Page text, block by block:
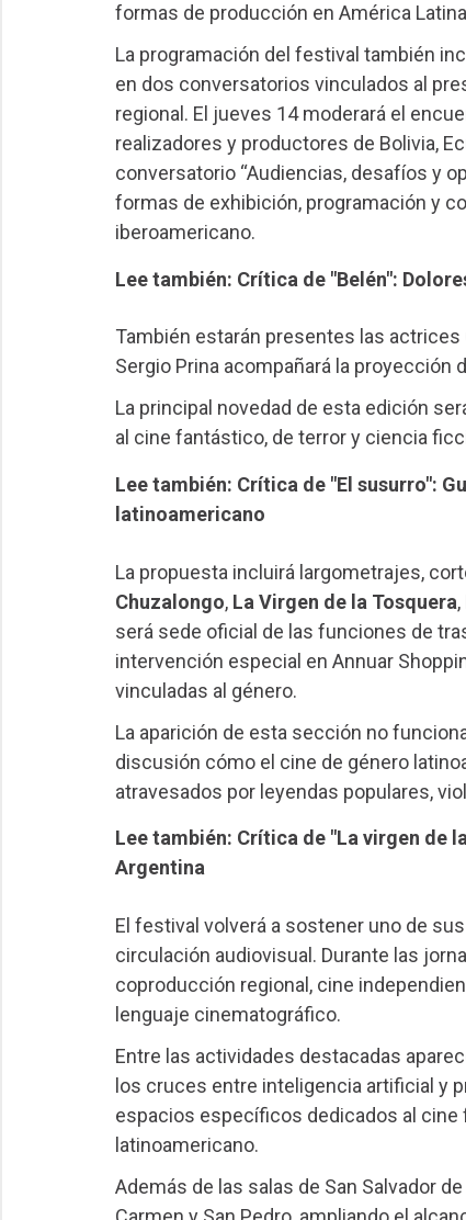
formas de producción en América
La programación del festival también
en dos conversatorios vinculados al
regional. El jueves 14 moderará el
realizadores y productores de Bolivia,
conversatorio “Audiencias, desafíos y
formas de exhibición, programación y
iberoamericano.
Lee también: Crítica de "Belén":
También estarán presentes las
Sergio Prina acompañará la proyección
La principal novedad de esta edición
al cine fantástico, de terror y ciencia
Lee también: Crítica de "El susurro":
latinoamericano
La propuesta incluirá largometrajes,
Chuzalongo, La Virgen de la Tosquera,
será sede oficial de las funciones de
intervención especial en Annuar
vinculadas al género.
La aparición de esta sección no
discusión cómo el cine de género
atravesados por leyendas populares,
Lee también: Crítica de "La virgen de
Argentina
El festival volverá a sostener uno de
circulación audiovisual. Durante las
coproducción regional, cine
lenguaje cinematográfico.
Entre las actividades destacadas
los cruces entre inteligencia artificial y
espacios específicos dedicados al
latinoamericano.
Además de las salas de San Salvador